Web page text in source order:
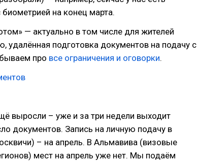
на конец марта.
— актуально в том числе для жителей
удалённая подготовка документов на подачу с
про все ограничения и оговорки.
выросли – уже и за три недели выходит
документов. Запись на личную подачу в
– на апрель. В Альмавива (визовые
мест на апрель уже нет. Мы подаём